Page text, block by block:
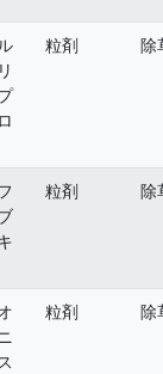
粒剤 除
粒剤 除
粒剤 除